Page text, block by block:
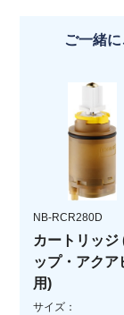
ご一緒
NB-RCR280D
カートリッジ
ップ・アクア
用)
サイズ：